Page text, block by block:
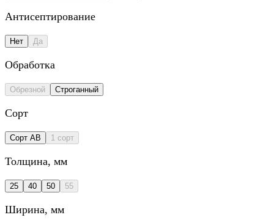
Антисептирование
Нет Да
Обработка
Обрезной Строганный
Сорт
Сорт AB 1 сорт
Толщина, мм
25 40 50 55
Ширина, мм